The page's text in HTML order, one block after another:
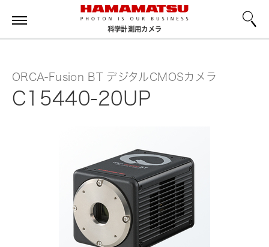
科学計測用カメラ
ORCA-Fusion BT デジタルCMOSカメラ
C15440-20UP